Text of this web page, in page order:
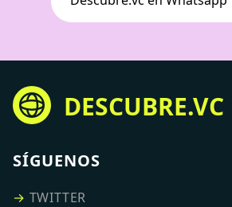
DESCUBRE.VC
SÍGUENOS
→ TWITTER